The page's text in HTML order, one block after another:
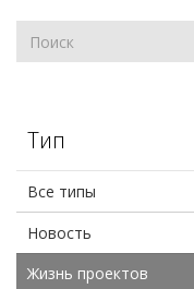
Тип
Все типы
Новость
Жизнь проектов